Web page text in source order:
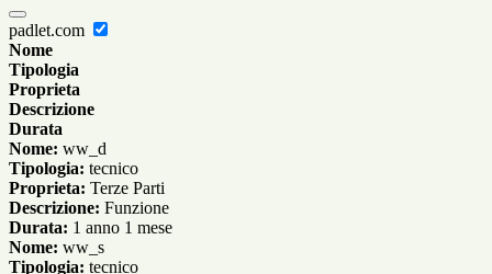
padlet.com
Nome
Tipologia
Proprieta
Descrizione
Durata
Nome: ww_d
Tipologia: tecnico
Proprieta: Terze Parti
Descrizione: Funzione
Durata: 1 anno 1 mese
Nome: ww_s
Tipologia: tecnico